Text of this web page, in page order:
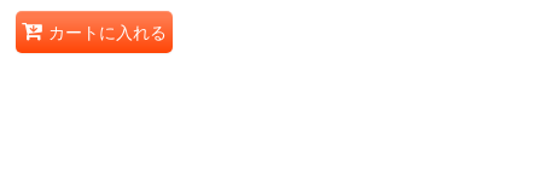
カートに入れる